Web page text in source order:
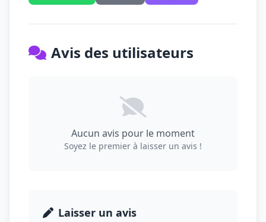
Avis des utilisateurs
Aucun avis pour le moment
Soyez le premier à laisser un avis !
Laisser un avis